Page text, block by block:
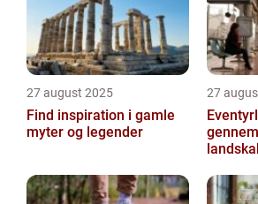
27 august 2025
Find inspiration i gamle
myter og legender
27